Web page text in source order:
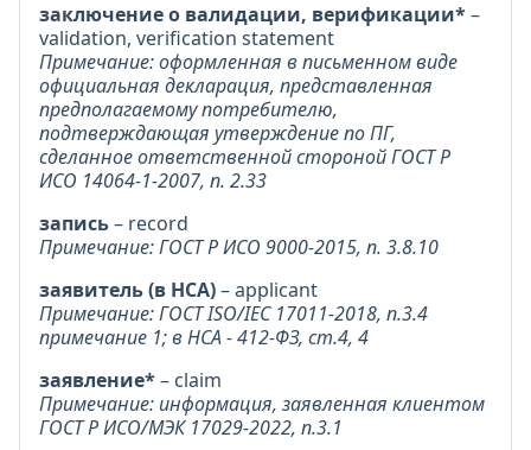
заключение о валидации, верификации*–
validation, verification statement
Примечание: оформленная в письменном виде
официальная декларация, представленная
предполагаемому потребителю,
подтверждающая утверждение по ПГ,
сделанное ответственной стороной ГОСТ Р
ИСО 14064-1-2007, п. 2.33
запись– record
Примечание: ГОСТ Р ИСО 9000-2015, п. 3.8.10
заявитель (в НСА)– applicant
Примечание: ГОСТ ISO/IEC 17011-2018, п.3.4
примечание 1; в НСА - 412-ФЗ, ст.4, 4
заявление*– claim
Примечание: информация, заявленная клиентом
ГОСТ Р ИСО/МЭК 17029-2022, п.3.1